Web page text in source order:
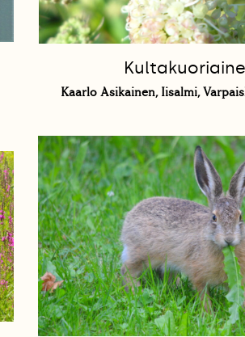
Kaarlo Asikainen, Iisalmi,